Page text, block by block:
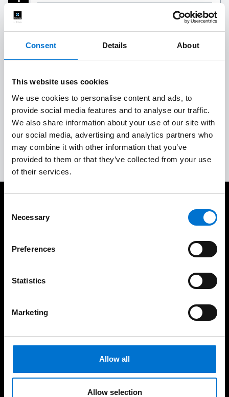
Consent Details About
This website uses cookies
We use cookies to personalise content and ads, to
provide social media features and to analyse our traffic.
We also share information about your use of our site with
our social media, advertising and analytics partners who
may combine it with other information that you’ve
provided to them or that they’ve collected from your use
of their services.
Selection
Necessary
Preferences
Statistics
Marketing
Allow all
Allow selection
2 Calidad a medida
4 Aceptación del trabajo y garantías
5 Servicio posventa completo
Cuidamos de nuestros clientes
Experiencia consolidada y
190 industriales de la Red
Soluciones sostenibles y
Fabricación 100%